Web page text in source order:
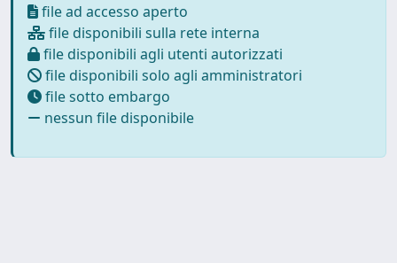
file ad accesso aperto
file disponibili sulla rete interna
file disponibili agli utenti autorizzati
file disponibili solo agli amministratori
file sotto embargo
nessun file disponibile